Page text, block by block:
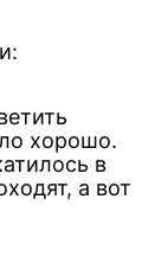
хорошо.
в
а вот